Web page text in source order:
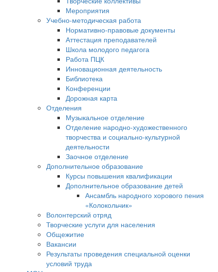
Мероприятия
Учебно-методическая работа
Нормативно-правовые документы
Аттестация преподавателей
Школа молодого педагога
Работа ПЦК
Инновационная деятельность
Библиотека
Конференции
Дорожная карта
Отделения
Музыкальное отделение
Отделение народно-художественного
творчества и социально-культурной
деятельности
Заочное отделение
Дополнительное образование
Курсы повышения квалификации
Дополнительное образование детей
Ансамбль народного хорового пения
«Колокольчик»
Волонтерский отряд
Творческие услуги для населения
Общежитие
Вакансии
Результаты проведения специальной оценки
условий труда